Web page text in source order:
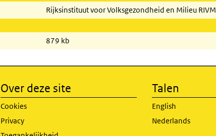
Rijksinstituut voor Volksgezondheid en Milieu RIVM
879 kb
Over deze site
Cookies
Privacy
Talen
English
Nederlands